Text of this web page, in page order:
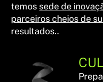
temos sede de
parceiros cheios de
resultados..